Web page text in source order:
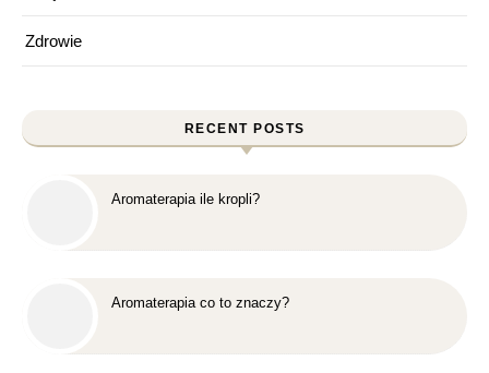
Zdrowie
RECENT POSTS
Aromaterapia ile kropli?
Aromaterapia co to znaczy?